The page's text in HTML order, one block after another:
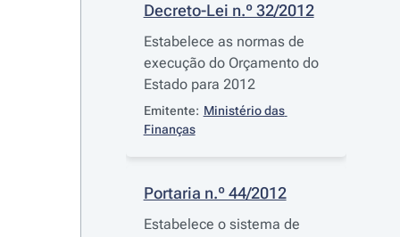
Decreto-Lei n.º 32/2012
Estabelece as normas de
execução do Orçamento do
Estado para 2012
Emitente: Ministério das
Finanças
Portaria n.º 44/2012
Estabelece o sistema de